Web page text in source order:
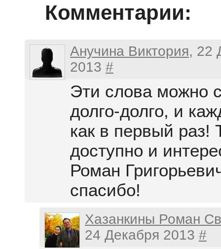
Комментарии:
Анучина Виктория, 22
2013 #
Эти слова можно
долго-долго, и
как в первый раз!
доступно и
Роман
спасибо!
Хазанкины Роман
24 Декабря 2013 #